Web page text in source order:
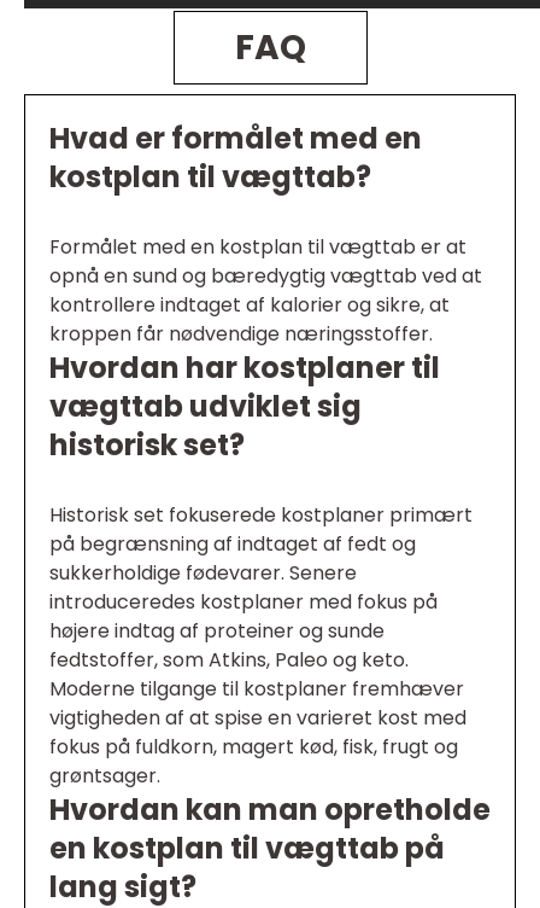
FAQ
Hvad er formålet med en
kostplan til vægttab?
Formålet med en kostplan til vægttab er at
opnå en sund og bæredygtig vægttab ved at
kontrollere indtaget af kalorier og sikre, at
kroppen får nødvendige næringsstoffer.
Hvordan har kostplaner til
vægttab udviklet sig
historisk set?
Historisk set fokuserede kostplaner primært
på begrænsning af indtaget af fedt og
sukkerholdige fødevarer. Senere
introduceredes kostplaner med fokus på
højere indtag af proteiner og sunde
fedtstoffer, som Atkins, Paleo og keto.
Moderne tilgange til kostplaner fremhæver
vigtigheden af at spise en varieret kost med
fokus på fuldkorn, magert kød, fisk, frugt og
grøntsager.
Hvordan kan man opretholde
en kostplan til vægttab på
lang sigt?